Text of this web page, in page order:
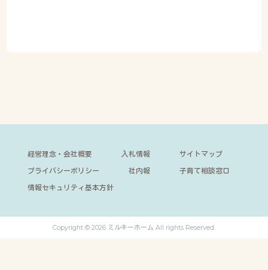
経営理念・会社概要 入札情報
サイトマップ
プライバシーポリシー
社内報
子育て相談窓口
情報セキュリティ基本方針
Copyright © 2026 ミルキーホーム All rights Reserved.